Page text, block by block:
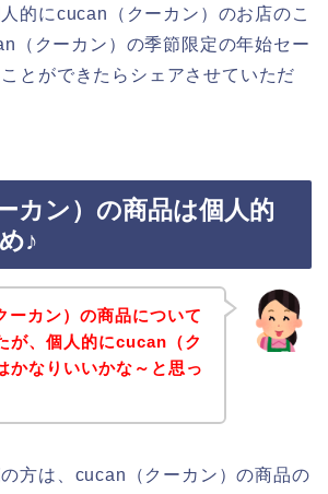
的にcucan（クーカン）のお店のこ
（クーカン）の季節限定の年始セー
とができたらシェアさせていただ
カン）の商品は個人的
♪
ーカン）の商品について
が、個人的にcucan（ク
かなりいいかな～と思っ
方は、cucan（クーカン）の商品の